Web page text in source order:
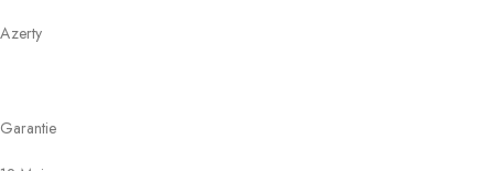
Azerty
Garantie